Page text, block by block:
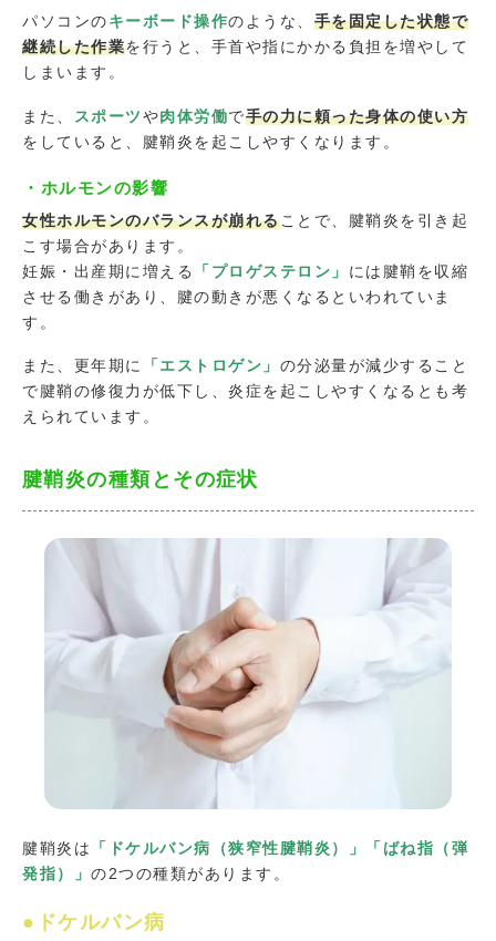
パソコンのキーボード操作のような、 手を固定した状態で
継続した作業を行うと、手首や指にかかる負担を増やして
しまいます。
また、 スポーツや肉体労働で手の力に頼った身体の使い方
をしていると、腱鞘炎を起こしやすくなります。
・ホルモンの影響
女性ホルモンのバランスが崩れることで、腱鞘炎を引き起
こす場合があります。
妊娠・出産期に増える
「プロゲステロン」 には腱鞘を収縮
させる働きがあり、腱の動きが悪くなるといわれていま
す。
また、更年期に 「エストロゲン」 の分泌量が減少すること
で腱鞘の修復力が低下し、炎症を起こしやすくなるとも考
えられています。
腱鞘炎の種類とその症状
腱鞘炎は
「ドケルバン病（狭窄性腱鞘炎）」「ばね指（弾
発指）」 の2つの種類があります。
●ドケルバン病